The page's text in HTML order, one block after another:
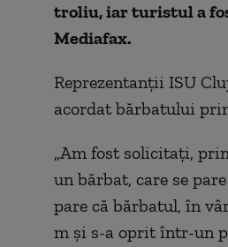
troliu, iar turistul a
Mediafax.
Reprezentanţii ISU
acordat bărbatului
„Am fost solicitaţi,
un bărbat, care se
pare că bărbatul, în
m şi s-a oprit într-un